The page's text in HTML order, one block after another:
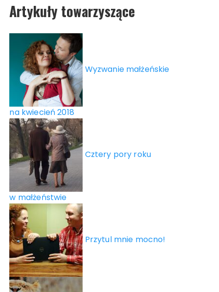
Artykuły towarzyszące
Wyzwanie małżeńskie
na kwiecień 2018
Cztery pory roku
w małżeństwie
Przytul mnie mocno!